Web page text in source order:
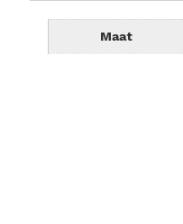
Maat